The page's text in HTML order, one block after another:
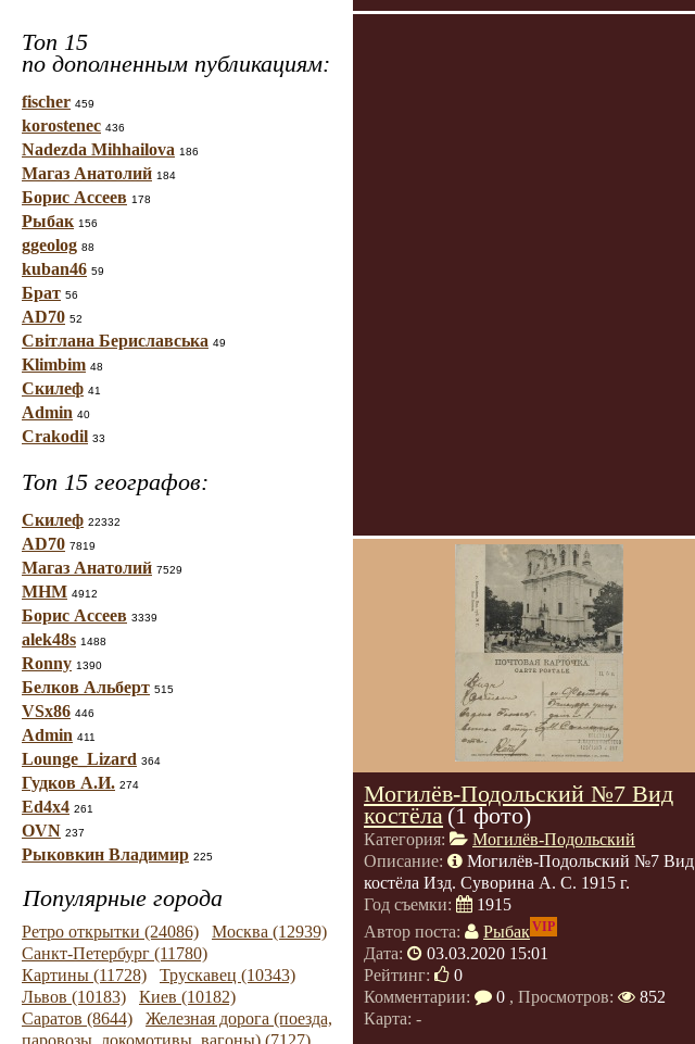
Топ 15
по дополненным публикациям:
fischer 459
korostenec 436
Nadezda Mihhailova 186
Магаз Анатолий 184
Борис Ассеев 178
Рыбак 156
ggeolog 88
kuban46 59
Брат 56
AD70 52
Світлана Бериславська 49
Klimbim 48
Скилеф 41
Admin 40
Crakodil 33
Топ 15 географов:
Скилеф 22332
AD70 7819
Магаз Анатолий 7529
МНМ 4912
Борис Ассеев 3339
alek48s 1488
Ronny 1390
Белков Альберт 515
VSx86 446
Admin 411
Lounge_Lizard 364
Гудков А.И. 274
Ed4x4 261
OVN 237
Рыковкин Владимир 225
Популярные города
Ретро открытки (24086)
Москва (12939)
Санкт-Петербург (11780)
Картины (11728)
Трускавец (10343)
Львов (10183)
Киев (10182)
Саратов (8644)
Железная дорога (поезда,
паровозы, локомотивы, вагоны) (7127)
Могилёв-Подольский №7 Вид
костёла(1 фото)
Категория:
Могилёв-Подольский
Описание:
Могилёв-Подольский №7 Вид
костёла Изд. Суворина А. С. 1915 г.
Год съемки:
1915
Автор поста:
РыбакVIP
Дата:
03.03.2020 15:01
Рейтинг:
0
Комментарии:
0 , Просмотров:
852
Карта: -